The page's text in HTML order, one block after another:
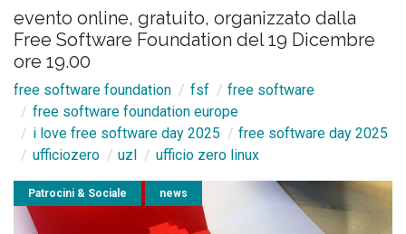
evento online, gratuito, organizzato dalla
Free Software Foundation del 19 Dicembre
ore 19.00
free software foundation fsf
free software
free software foundation europe
i love free software day 2025
free software day 2025
ufficiozero
uzl ufficio zero linux
Patrocini & Sociale news